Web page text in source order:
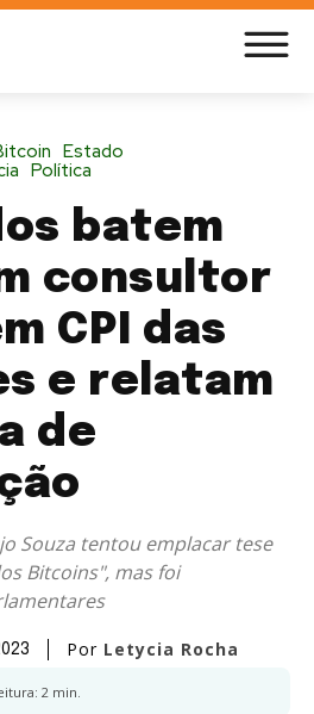
Estado
Política
batem
consultor
CPI das
e relatam
de
Souza tentou emplacar tese
Bitcoins", mas foi
Por Letycia Rocha
2 min.